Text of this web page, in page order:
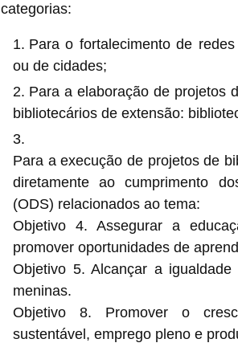
categorias:
Para o fortalecimento de
ou de cidades;
Para a elaboração de projetos
bibliotecários de extensão:
Para a execução de projetos de
diretamente ao cumprimento
(ODS) relacionados ao tema:
Objetivo 4. Assegurar a
promover oportunidades de
Objetivo 5. Alcançar a
meninas.
Objetivo 8. Promover o
sustentável, emprego pleno e